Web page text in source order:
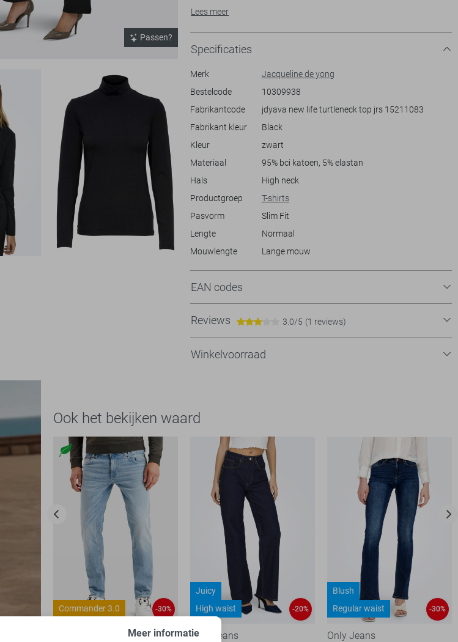
Passen?
gelegenheden. Gemaakt van 95% BCI katoen en 5% elastan, voelt het
stretch voor een slank silhouet. Dit veelzijdige ontwerp met lange
mouwen zorgt ervoor dat je stijlvol voor de dag komt op zowel
kantoor als tijdens een ontspannen weekend.
Dankzij de subtiele details en het tijdloze ontwerp is het Jacqueline de
het nu draagt met een nette pantalon voor een geraffineerde
uitstraling of casual combineert met jeans voor een relaxte look, dit T-
shirt past zich moeiteloos aan elke stijl aan. De normaal vallende
Een perfecte match voor iedereen die houdt van stijl en comfort in één
kledingstuk.
Lees meer
Specificaties
Merk
Jacqueline de yong
Bestelcode
10309938
Fabrikantcode
jdyava new life turtleneck top jrs 15211083
Fabrikant kleur
Black
Kleur
zwart
Materiaal
95% bci katoen, 5% elastan
Hals
High neck
Productgroep
T-shirts
Pasvorm
Slim Fit
Lengte
Normaal
Mouwlengte
Lange mouw
EAN codes
Reviews 3.0/5 (1 reviews)
Winkelvoorraad
Ook het bekijken waard
Commander 3.0 -30%
PME legend Jeans
Juicy
High waist
-20%
Only Jeans
Blush
Regular waist
-30%
Only Jeans
Meer informatie